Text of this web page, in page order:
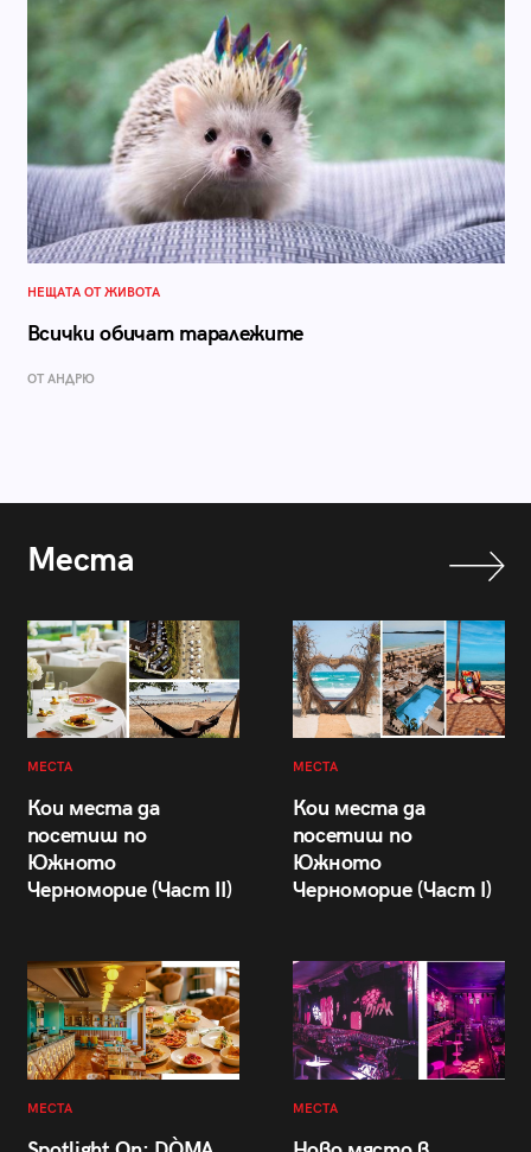
НЕЩАТА ОТ ЖИВОТА
Всички обичат таралежите
ОТ АНДРЮ
Места
МЕСТА
Кои места да
посетиш по
Южното
Черноморие (Част II)
МЕСТА
Кои места да
посетиш по
Южното
Черноморие (Част I)
МЕСТА МЕСТА